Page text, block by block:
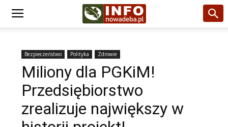
Bezpieczeństwo Polityka Zdrowie
Miliony dla PGKiM!
Przedsiębiorstwo
zrealizuje największy w